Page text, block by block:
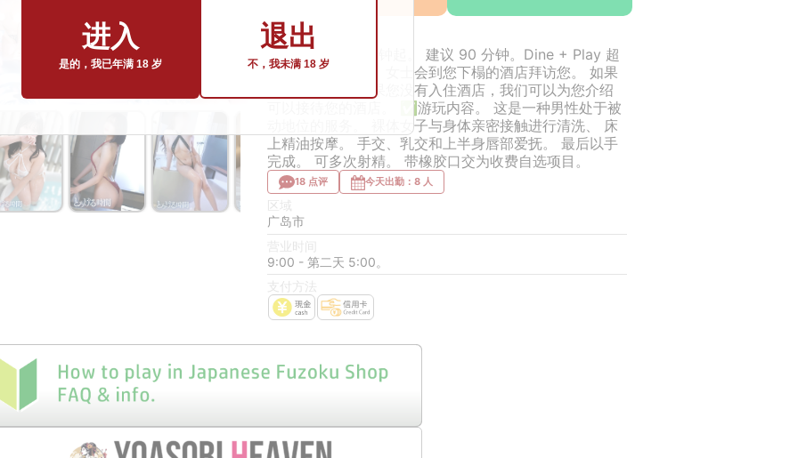
￥49,000~
Nuru 手部按摩
套餐时间为 70 分钟起。 建议 90 分钟。Dine + Play 超
长套餐很受欢迎。 女士会到您下榻的酒店拜访您。 如果
您不住酒店、 如果您没有入住酒店，我们可以为您介绍
可以接待您的酒店。 ✅游玩内容。 这是一种男性处于被
动地位的服务。 裸体女子与身体亲密接触进行清洗、 床
上精油按摩。 手交、乳交和上半身唇部爱抚。 最后以手
完成。 可多次射精。 带橡胶口交为收费自选项目。
18 点评 今天出勤：8 人
区域
广岛市
营业时间
9:00 - 第二天 5:00。
支付方法
进入
是的，我已年满 18 岁
退出
不，我未满 18 岁